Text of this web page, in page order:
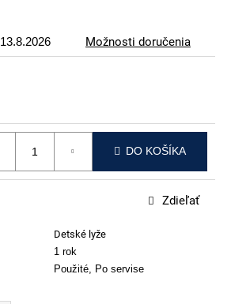
13.8.2026 Možnosti doručenia
DO KOŠÍKA
Detské lyže
1 rok
Použité, Po servise
Zdieľať